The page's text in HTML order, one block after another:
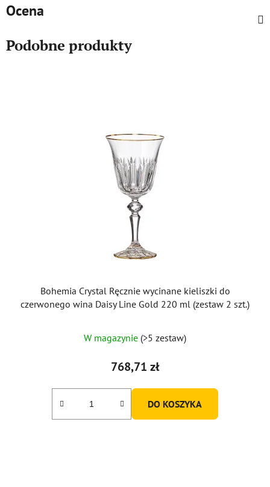
Ocena
Podobne produkty
Bohemia Crystal Ręcznie wycinane kieliszki do
czerwonego wina Daisy Line Gold 220 ml (zestaw 2 szt.)
W magazynie (>5 zestaw)
768,71 zł
DO KOSZYKA